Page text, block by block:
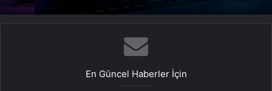
En Güncel Haberler İçin